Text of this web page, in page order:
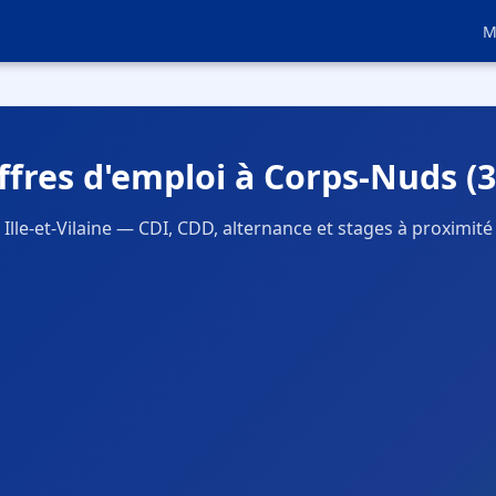
d'emploi à Corps-Nuds
Ille-et-Vilaine — CDI, CDD, alternance et stages à proximité